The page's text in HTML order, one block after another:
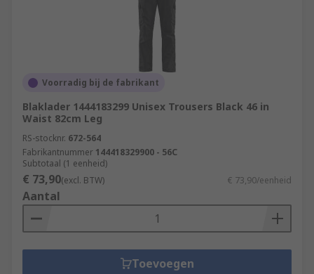
Voorradig bij de fabrikant
Blaklader 1444183299 Unisex Trousers Black 46 in
Waist 82cm Leg
RS-stocknr. 672-564
Fabrikantnummer 144418329900 - 56C
Subtotaal (1 eenheid)
€ 73,90(excl. BTW) € 73,90/eenheid
Aantal
Toevoegen